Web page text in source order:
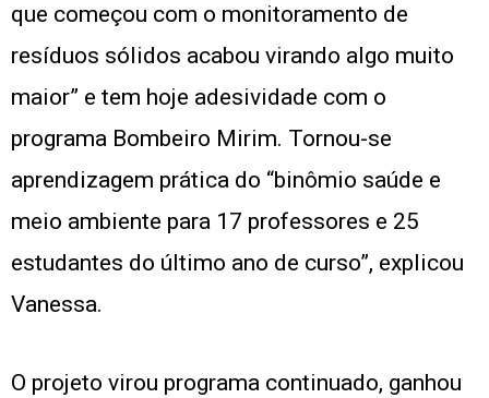
que começou com o monitoramento de
resíduos sólidos acabou virando algo muito
maior” e tem hoje adesividade com o
programa Bombeiro Mirim. Tornou-se
aprendizagem prática do “binômio saúde e
meio ambiente para 17 professores e 25
estudantes do último ano de curso”, explicou
Vanessa.
O projeto virou programa continuado, ganhou